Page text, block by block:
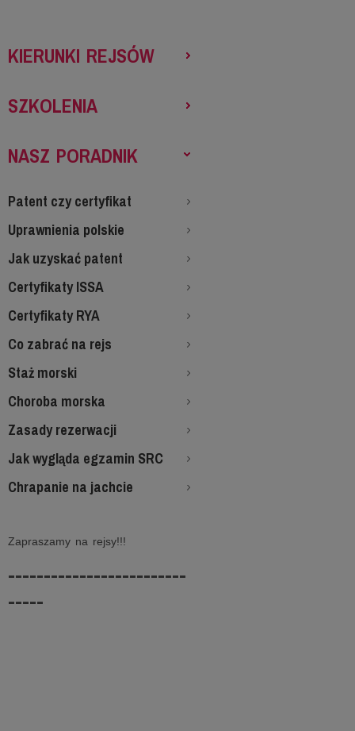
KIERUNKI REJSÓW
SZKOLENIA
NASZ PORADNIK
Patent czy certyfikat
Uprawnienia polskie
Jak uzyskać patent
Certyfikaty ISSA
Certyfikaty RYA
Co zabrać na rejs
Staż morski
Choroba morska
Zasady rezerwacji
Jak wygląda egzamin SRC
Chrapanie na jachcie
Zapraszamy na rejsy!!!
-------------------------
-----